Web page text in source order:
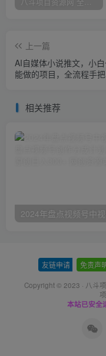
上一篇
AI自媒体小说推文，小
能做的项目，全流程手
相关推荐
友链申请 免责声
Copyright © 2023 · 八斗
本站已安全